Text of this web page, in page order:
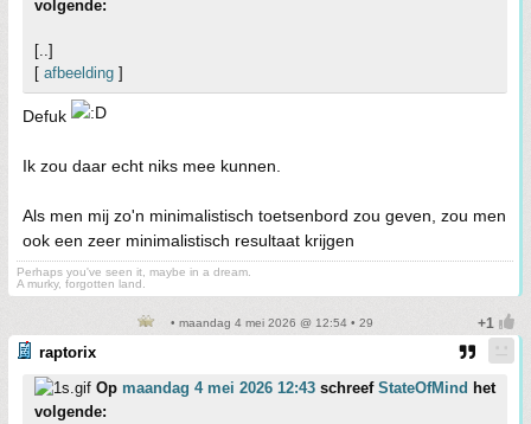
volgende:
[..]
[ afbeelding ]
Defuk
Ik zou daar echt niks mee kunnen.
Als men mij zo'n minimalistisch toetsenbord zou geven, zou men
ook een zeer minimalistisch resultaat krijgen
Perhaps you've seen it, maybe in a dream.
A murky, forgotten land.
• maandag 4 mei 2026 @ 12:54 • 29
raptorix
Op maandag 4 mei 2026 12:43 schreef StateOfMind het
volgende: